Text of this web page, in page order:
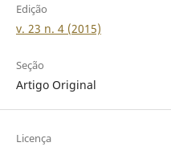
Edição
v. 23 n. 4 (2015)
Seção
Artigo Original
Licença